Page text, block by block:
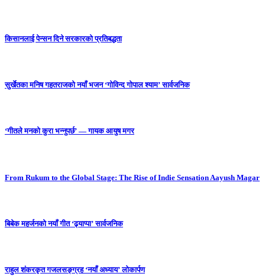
किसानलाई पेन्सन दिने सरकारको प्रतिबद्धता
सुर्खेतका मनिष गहतराजको नयाँ भजन ‘गोविन्द गोपाल श्याम’ सार्वजनिक
‘गीतले मनको कुरा भन्नुपर्छ’ — गायक आयुष मगर
From Rukum to the Global Stage: The Rise of Indie Sensation Aayush Magar
बिबेक महर्जनको नयाँ गीत ‘ढ्याप्पा’ सार्वजनिक
राहुल शंकरकृत गजलसङ्ग्रह ‘नयाँ अध्याय’ लोकार्पण